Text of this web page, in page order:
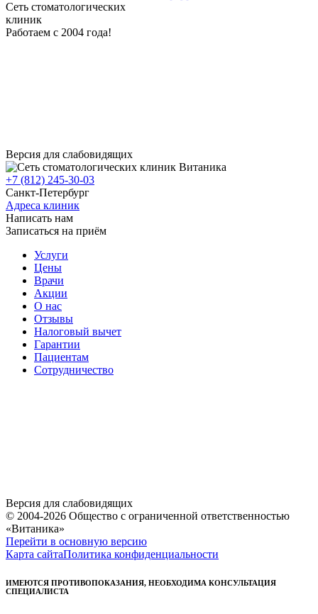
Сеть стоматологических
клиник
Работаем с 2004 года!
Версия для слабовидящих
+7 (812) 245-30-03
Санкт-Петербург
Адреса клиник
Написать нам
Записаться на приём
Услуги
Цены
Врачи
Акции
О нас
Отзывы
Налоговый вычет
Гарантии
Пациентам
Сотрудничество
Версия для слабовидящих
© 2004-2026 Общество с ограниченной ответственностью
«Витаника»
Перейти в основную версию
Карта сайтаПолитика конфиденциальности
ИМЕЮТСЯ ПРОТИВОПОКАЗАНИЯ, НЕОБХОДИМА КОНСУЛЬТАЦИЯ
СПЕЦИАЛИСТА